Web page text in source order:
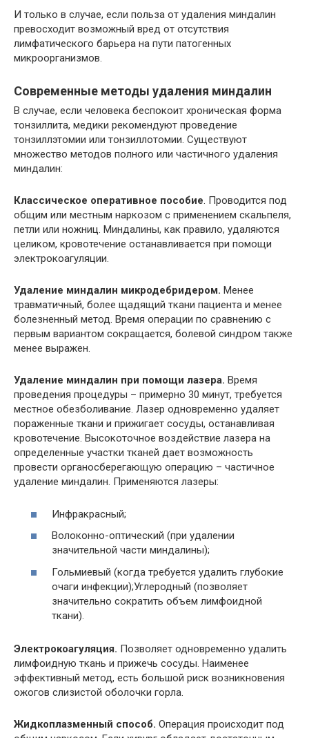
И только в случае, если польза от удаления миндалин
превосходит возможный вред от отсутствия
лимфатического барьера на пути патогенных
микроорганизмов.
Современные методы удаления миндалин
В случае, если человека беспокоит хроническая форма
тонзиллита, медики рекомендуют проведение
тонзиллэтомии или тонзиллотомии. Существуют
множество методов полного или частичного удаления
миндалин:
Классическое оперативное пособие. Проводится под
общим или местным наркозом с применением скальпеля,
петли или ножниц. Миндалины, как правило, удаляются
целиком, кровотечение останавливается при помощи
электрокоагуляции.
Удаление миндалин микродебридером. Менее
травматичный, более щадящий ткани пациента и менее
болезненный метод. Время операции по сравнению с
первым вариантом сокращается, болевой синдром также
менее выражен.
Удаление миндалин при помощи лазера. Время
проведения процедуры – примерно 30 минут, требуется
местное обезболивание. Лазер одновременно удаляет
пораженные ткани и прижигает сосуды, останавливая
кровотечение. Высокоточное воздействие лазера на
определенные участки тканей дает возможность
провести органосберегающую операцию – частичное
удаление миндалин. Применяются лазеры:
Инфракрасный;
Волоконно-оптический (при удалении
значительной части миндалины);
Гольмиевый (когда требуется удалить глубокие
очаги инфекции);Углеродный (позволяет
значительно сократить объем лимфоидной
ткани).
Электрокоагуляция. Позволяет одновременно удалить
лимфоидную ткань и прижечь сосуды. Наименее
эффективный метод, есть большой риск возникновения
ожогов слизистой оболочки горла.
Жидкоплазменный способ. Операция происходит под